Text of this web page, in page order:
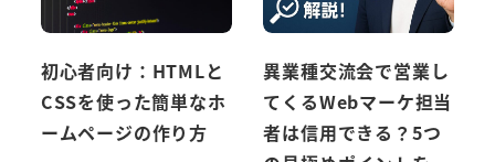
初心者向け：HTMLと
CSSを使った簡単なホ
ームページの作り方
異業種交流会で営業し
てくるWebマーケ担当
者は信用できる？5つ